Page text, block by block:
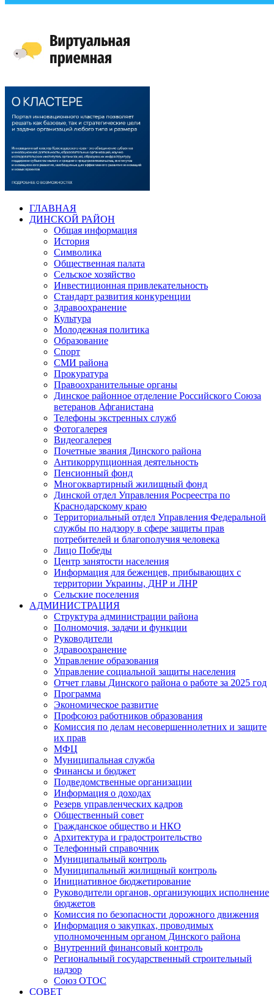
ГЛАВНАЯ
ДИНСКОЙ РАЙОН
Общая информация
История
Символика
Общественная палата
Сельское хозяйство
Инвестиционная привлекательность
Стандарт развития конкуренции
Здравоохранение
Культура
Молодежная политика
Образование
Спорт
СМИ района
Прокуратура
Правоохранительные органы
Динское районное отделение Российского Союза
ветеранов Афганистана
Телефоны экстренных служб
Фотогалерея
Видеогалерея
Почетные звания Динского района
Антикоррупционная деятельность
Пенсионный фонд
Многоквартирный жилищный фонд
Динской отдел Управления Росреестра по
Краснодарскому краю
Территориальный отдел Управления Федеральной
службы по надзору в сфере защиты прав
потребителей и благополучия человека
Лицо Победы
Центр занятости населения
Информация для беженцев, прибывающих с
территории Украины, ДНР и ЛНР
Сельские поселения
АДМИНИСТРАЦИЯ
Структура администрации района
Полномочия, задачи и функции
Руководители
Здравоохранение
Управление образования
Управление социальной защиты населения
Отчет главы Динского района о работе за 2025 год
Программа
Экономическое развитие
Профсоюз работников образования
Комиссия по делам несовершеннолетних и защите
их прав
МФЦ
Муниципальная служба
Финансы и бюджет
Подведомственные организации
Информация о доходах
Резерв управленческих кадров
Общественный совет
Гражданское общество и НКО
Архитектура и градостроительство
Телефонный справочник
Муниципальный контроль
Муниципальный жилищный контроль
Инициативное бюджетирование
Руководители органов, организующих исполнение
бюджетов
Комиссия по безопасности дорожного движения
Информация о закупках, проводимых
уполномоченным органом Динского района
Внутренний финансовый контроль
Региональный государственный строительный
надзор
Союз ОТОС
СОВЕТ